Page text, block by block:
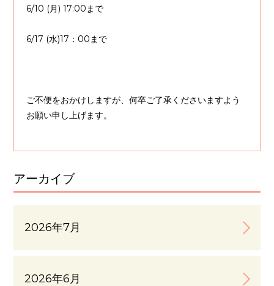
6/10 (月) 17:00まで
6/17 (水)17：00まで
ご不便をおかけしますが、何卒ご了承くださいますよう
お願い申し上げます。
アーカイブ
2026年7月
2026年6月